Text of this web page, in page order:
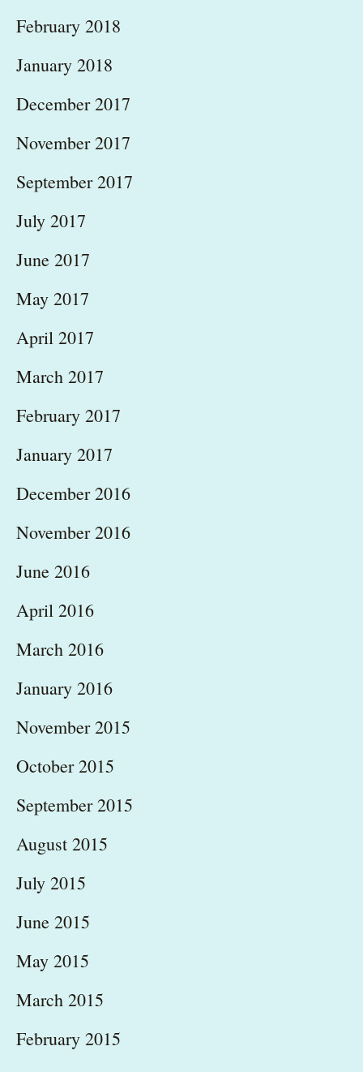
February 2018
January 2018
December 2017
November 2017
September 2017
July 2017
June 2017
May 2017
April 2017
March 2017
February 2017
January 2017
December 2016
November 2016
June 2016
April 2016
March 2016
January 2016
November 2015
October 2015
September 2015
August 2015
July 2015
June 2015
May 2015
March 2015
February 2015